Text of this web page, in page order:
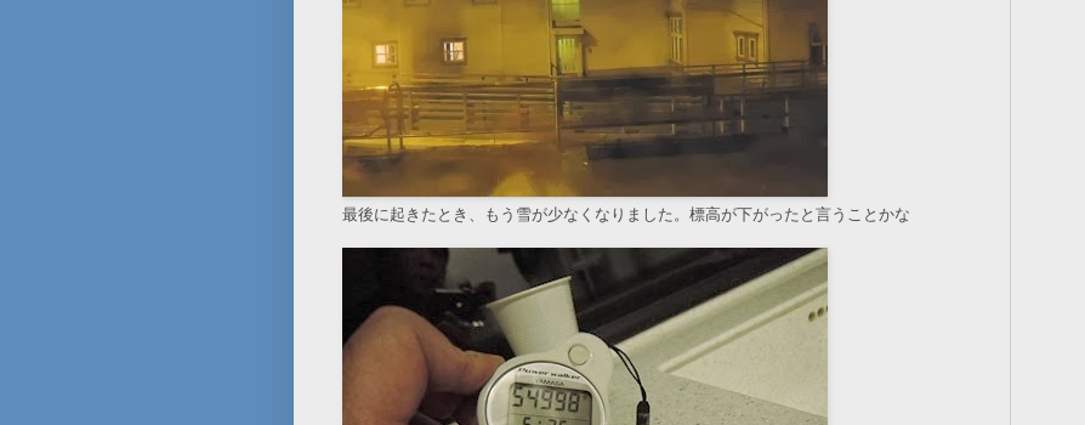
最後に起きたとき、もう雪が少なくなりました。標高が下がったと言うことかな